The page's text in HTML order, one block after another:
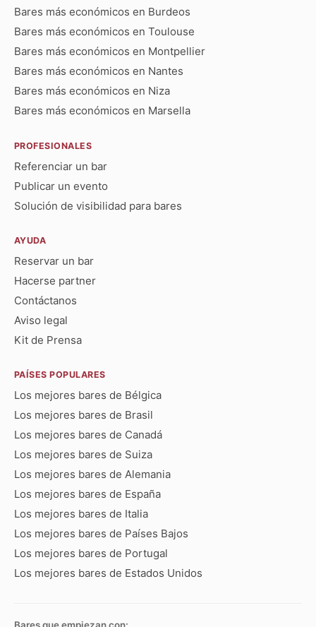
Bares más económicos en Burdeos
Bares más económicos en Toulouse
Bares más económicos en Montpellier
Bares más económicos en Nantes
Bares más económicos en Niza
Bares más económicos en Marsella
PROFESIONALES
Referenciar un bar
Publicar un evento
Solución de visibilidad para bares
AYUDA
Reservar un bar
Hacerse partner
Contáctanos
Aviso legal
Kit de Prensa
PAÍSES POPULARES
Los mejores bares de Bélgica
Los mejores bares de Brasil
Los mejores bares de Canadá
Los mejores bares de Suiza
Los mejores bares de Alemania
Los mejores bares de España
Los mejores bares de Italia
Los mejores bares de Países Bajos
Los mejores bares de Portugal
Los mejores bares de Estados Unidos